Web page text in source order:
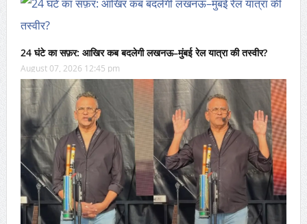
24 घंटे का सफ़र: आखिर कब बदलेगी लखनऊ–मुंबई रेल यात्रा की तस्वीर?
August 07, 2026 12:45 pm